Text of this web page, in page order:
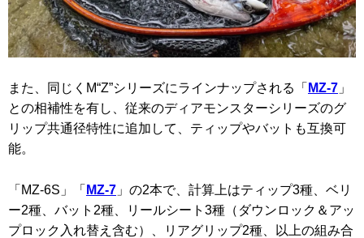
また、同じくM“Z”シリーズにラインナップされる「 MZ-7 」
との相補性を有し、従来のディアモンスターシリーズのグ
リップ共通径特性に追加して、ティップやバットも互換可
能。
「MZ-6S」「 MZ-7 」の2本で、計算上はティップ3種、ベリ
ー2種、バット2種、リールシート3種（ダウンロック＆アッ
プロック入れ替え含む）、リアグリップ2種、以上の組み合